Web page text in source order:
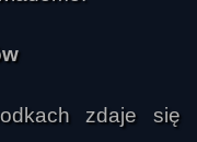
zdaje się